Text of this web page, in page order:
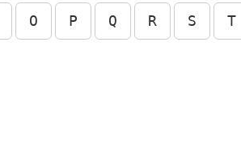
O P Q R S T